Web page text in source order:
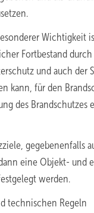
Wichtigkeit
Fortbestand durch
und auch der
kann, für den
des Brandschutzes
gegebenenfalls
eine Objekt- und
werden.
technischen Regeln